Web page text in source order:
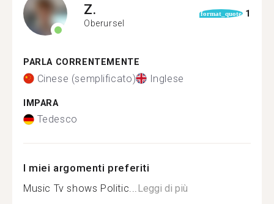
Z.
Oberursel
format_quote 1
PARLA CORRENTEMENTE
Cinese (semplificato) Inglese
IMPARA
Tedesco
I miei argomenti preferiti
Music Tv shows Politic...Leggi di più